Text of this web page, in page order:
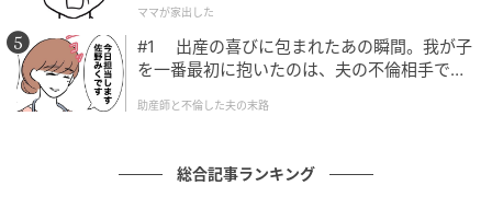
細堀ゆかり
少女まんがやエッセイ漫画を制作。恋愛をテーマに
した作品や、漫画制作の日々を描いたエピソードな
ママが家出した
#1 出産の喜びに包まれたあの瞬間。我が子
を一番最初に抱いたのは、夫の不倫相手でし
助産師と不倫した夫の末路
総合記事ランキング